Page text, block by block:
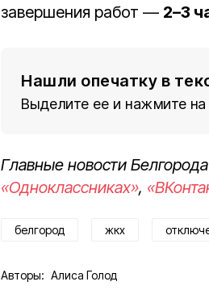
завершения работ — 2–3
Нашли опечатку в
Выделите ее и нажмите на
Главные новости
«Одноклассниках»,
белгород жкх
Авторы: Алиса Голод